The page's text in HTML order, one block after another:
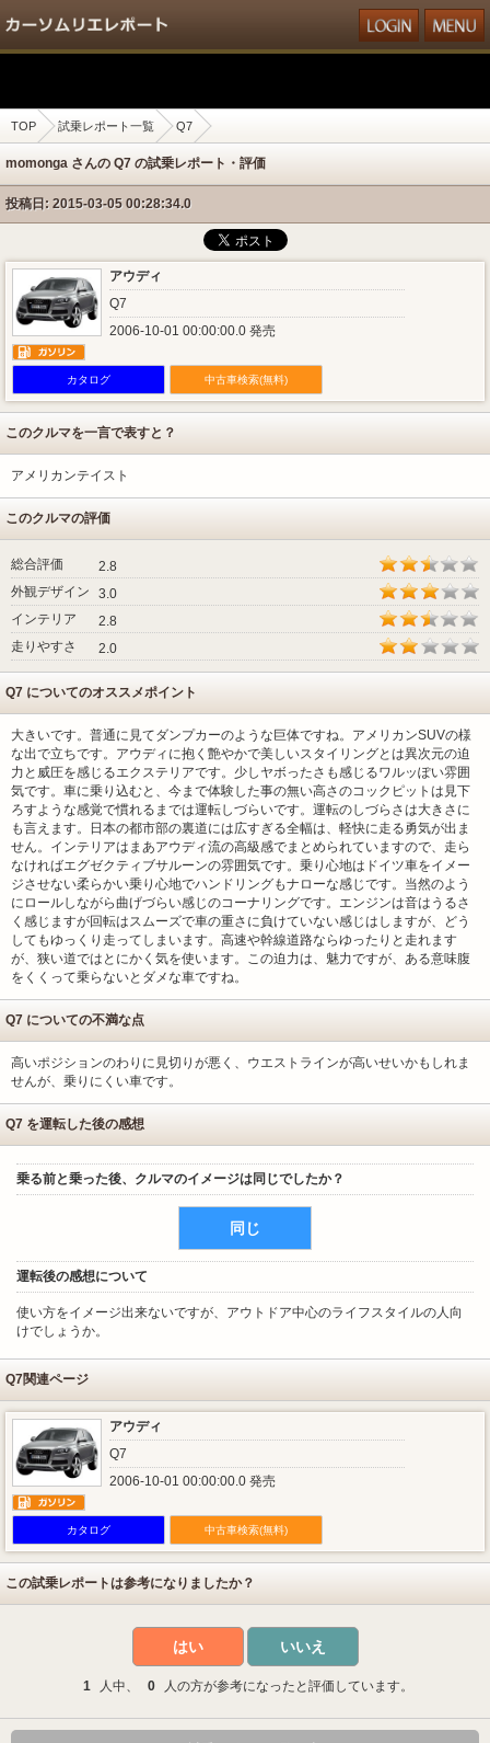
TOP 試乗レポート一覧 Q7
momonga さんの Q7 の試乗レポート・評価
投稿日: 2015-03-05 00:28:34.0
アウディ
Q7
2006-10-01 00:00:00.0 発売
カタログ 中古車検索(無料)
このクルマを一言で表すと？
アメリカンテイスト
このクルマの評価
総合評価
2.8
外観デザイン
3.0
インテリア
2.8
走りやすさ
2.0
Q7 についてのオススメポイント
大きいです。普通に見てダンプカーのような巨体ですね。アメリカンSUVの様
な出で立ちです。アウディに抱く艶やかで美しいスタイリングとは異次元の迫
力と威圧を感じるエクステリアです。少しヤボったさも感じるワルッぽい雰囲
気です。車に乗り込むと、今まで体験した事の無い高さのコックピットは見下
ろすような感覚で慣れるまでは運転しづらいです。運転のしづらさは大きさに
も言えます。日本の都市部の裏道には広すぎる全幅は、軽快に走る勇気が出ま
せん。インテリアはまあアウディ流の高級感でまとめられていますので、走ら
なければエグゼクティブサルーンの雰囲気です。乗り心地はドイツ車をイメー
ジさせない柔らかい乗り心地でハンドリングもナローな感じです。当然のよう
にロールしながら曲げづらい感じのコーナリングです。エンジンは音はうるさ
く感じますが回転はスムーズで車の重さに負けていない感じはしますが、どう
してもゆっくり走ってしまいます。高速や幹線道路ならゆったりと走れます
が、狭い道ではとにかく気を使います。この迫力は、魅力ですが、ある意味腹
をくくって乗らないとダメな車ですね。
Q7 についての不満な点
高いポジションのわりに見切りが悪く、ウエストラインが高いせいかもしれま
せんが、乗りにくい車です。
Q7 を運転した後の感想
乗る前と乗った後、クルマのイメージは同じでしたか？
同じ
運転後の感想について
使い方をイメージ出来ないですが、アウトドア中心のライフスタイルの人向
けでしょうか。
Q7関連ページ
アウディ
Q7
2006-10-01 00:00:00.0 発売
カタログ 中古車検索(無料)
この試乗レポートは参考になりましたか？
はい いいえ
1 人中、 0 人の方が参考になったと評価しています。